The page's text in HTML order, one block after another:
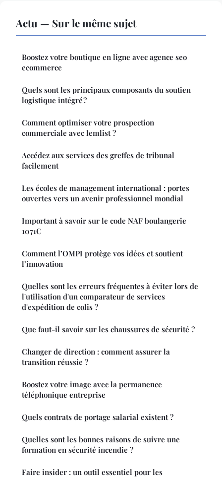
Actu — Sur le même sujet
Boostez votre boutique en ligne avec agence seo
ecommerce
Quels sont les principaux composants du soutien
logistique intégré ?
Comment optimiser votre prospection
commerciale avec lemlist ?
Accédez aux services des greffes de tribunal
facilement
Les écoles de management international : portes
ouvertes vers un avenir professionnel mondial
Important à savoir sur le code NAF boulangerie
1071C
Comment l’OMPI protège vos idées et soutient
l’innovation
Quelles sont les erreurs fréquentes à éviter lors de
l'utilisation d'un comparateur de services
d'expédition de colis ?
Que faut-il savoir sur les chaussures de sécurité ?
Changer de direction : comment assurer la
transition réussie ?
Boostez votre image avec la permanence
téléphonique entreprise
Quels contrats de portage salarial existent ?
Quelles sont les bonnes raisons de suivre une
formation en sécurité incendie ?
Faire insider : un outil essentiel pour les